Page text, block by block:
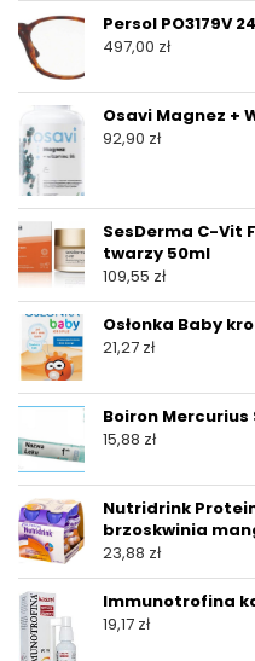
Persol PO3179V 24
497,00 zł
Osavi Magnez +
92,90 zł
SesDerma C-Vit
twarzy 50ml
109,55 zł
Osłonka Baby
21,27 zł
Boiron Mercurius
15,88 zł
Nutridrink
brzoskwinia
23,88 zł
Immunotrofina
19,17 zł